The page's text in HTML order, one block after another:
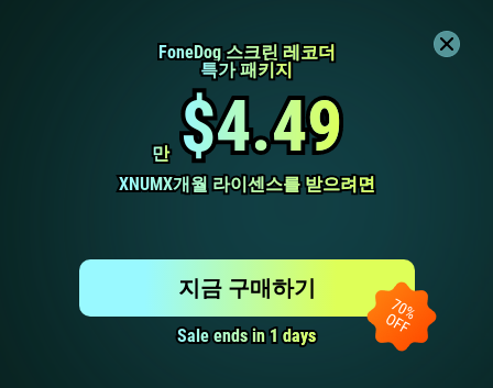
FoneDog 스크린 레코더
FoneDog 스크린 레코더
특가 패키지
특가 패키지
만
만 $4.49
$4.49
XNUMX개월 라이센스를 받으려면
XNUMX개월 라이센스를 받으려면
Sale ends in 1 days
Sale ends in 1 days
지금 구매하기